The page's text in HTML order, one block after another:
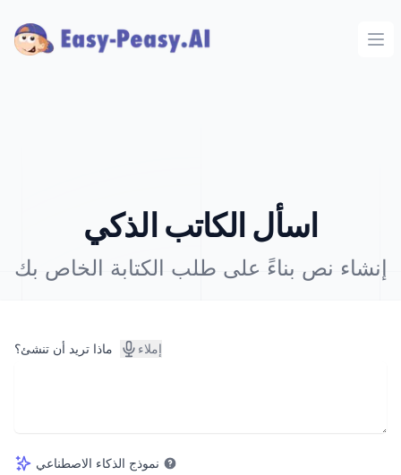
اسأل الكاتب الذكي
إنشاء نص بناءً على طلب الكتابة الخاص بك
ماذا تريد أن تنشئ؟ إملاء
نموذج الذكاء الاصطناعي